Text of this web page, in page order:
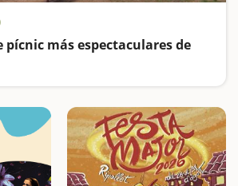
pícnic más espectaculares de